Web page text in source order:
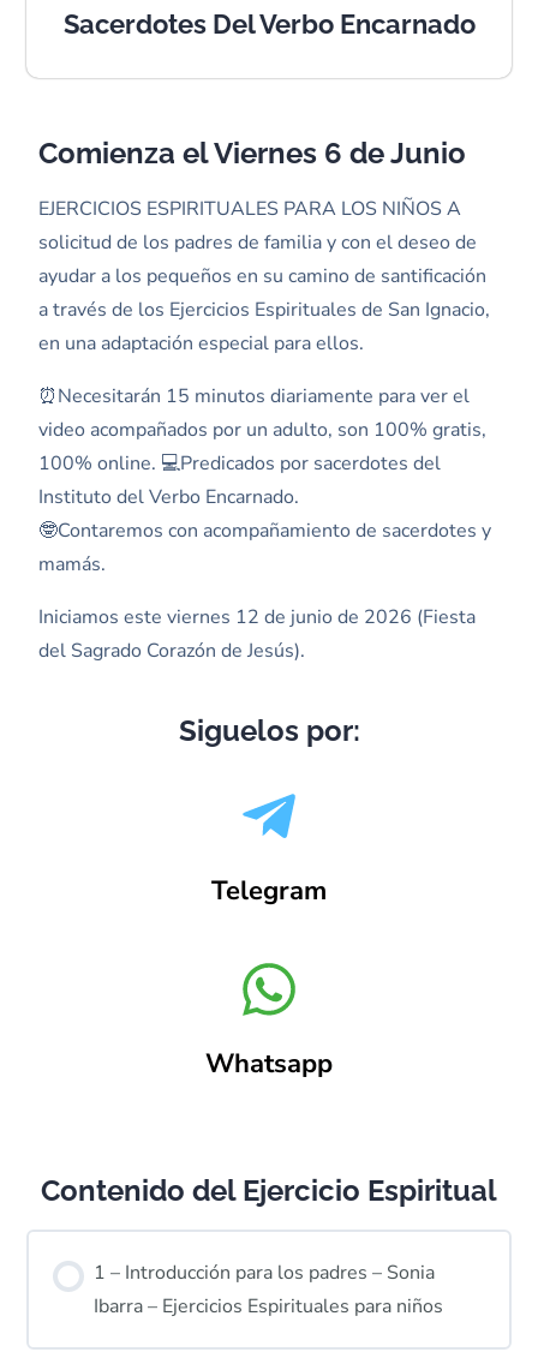
Comienza el Viernes 6 de Junio
EJERCICIOS ESPIRITUALES PARA LOS NIÑOS A
solicitud de los padres de familia y con el deseo de
ayudar a los pequeños en su camino de santificación
a través de los Ejercicios Espirituales de San Ignacio,
en una adaptación especial para ellos.
⏰Necesitarán 15 minutos diariamente para ver el
video acompañados por un adulto, son 100% gratis,
100% online. 💻Predicados por sacerdotes del
Instituto del Verbo Encarnado.
🤓Contaremos con acompañamiento de sacerdotes y
mamás.
Iniciamos este viernes 12 de junio de 2026 (Fiesta
del Sagrado Corazón de Jesús).
Siguelos por:
Telegram
Whatsapp
Contenido del Ejercicio Espiritual
1 – Introducción para los padres – Sonia
Ibarra – Ejercicios Espirituales para niños
Sacerdotes Del Verbo Encarnado